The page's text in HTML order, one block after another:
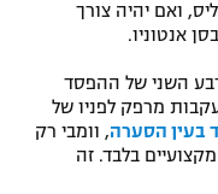
ואם יהיה צורך
אנטוניו.
השני של ההפסד
ראשון, בעקבות מרפק לפניו של
בעין הסערה, וומבי רק
בלבד. זה